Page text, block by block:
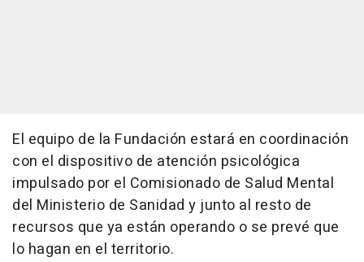
El equipo de la Fundación estará en coordinación
con el dispositivo de atención psicológica
impulsado por el Comisionado de Salud Mental
del Ministerio de Sanidad y junto al resto de
recursos que ya están operando o se prevé que
lo hagan en el territorio.